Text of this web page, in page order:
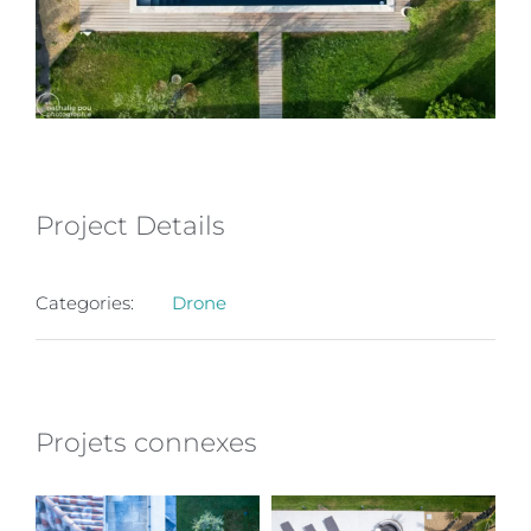
Project Details
Categories: Drone
Projets connexes